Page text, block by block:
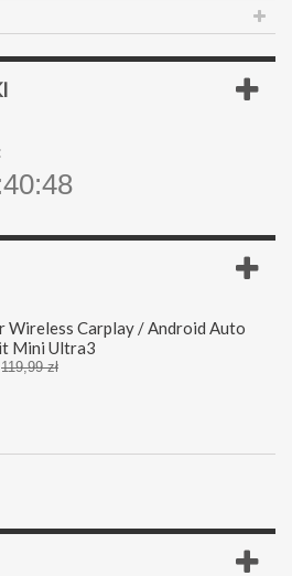
Wireless Carplay / Android Auto
Mini Ultra3
119,99 zł